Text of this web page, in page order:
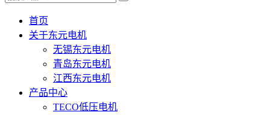
首页
关于东元电机
无锡东元电机
青岛东元电机
江西东元电机
产品中心
TECO低压电机